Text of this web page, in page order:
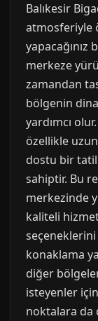
Balıkesir
atmosferiyle
merkeze
zamandan
bölgenin
yardımcı
özellikle
dostu bir
sahiptir. Bu
merkezinde
kaliteli
seçeneklerini
konaklama
diğer
isteyenler için
noktalara da